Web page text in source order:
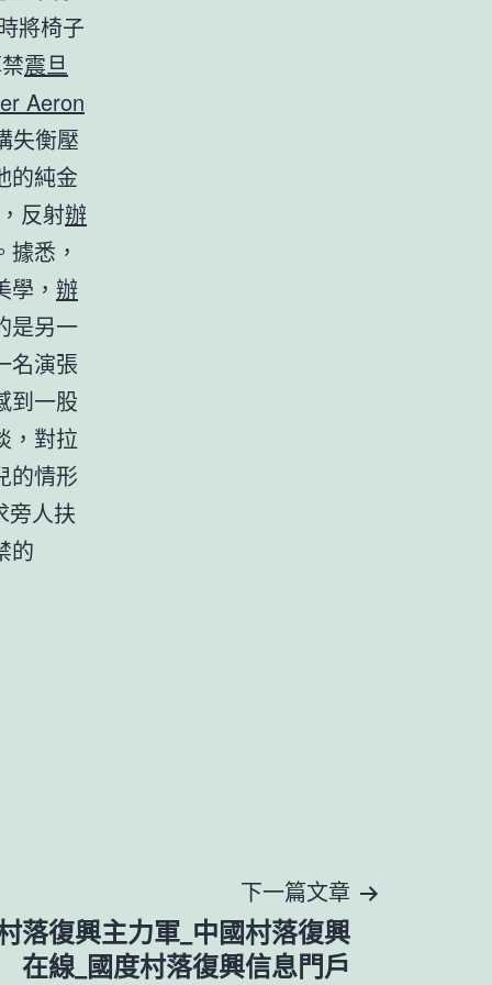
將椅子
震旦
Aeron
失衡壓
的純金
反射辦
悉，
， 辦
是另一
名演張
到一股
，對拉
的情形
旁人扶
的
下一篇文章
落復興主力軍_中國村落復興
在線_國度村落復興信息門戶